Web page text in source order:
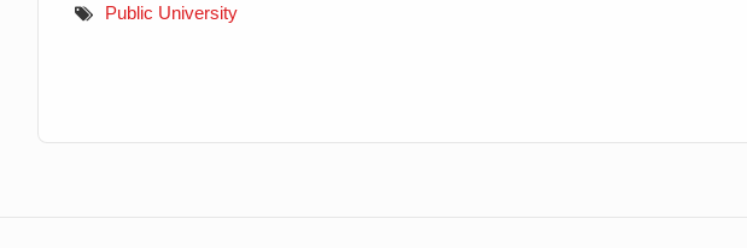
Public University